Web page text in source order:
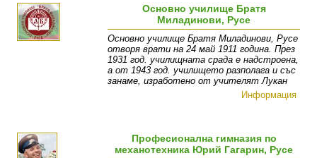
Основно училище Братя
Миладинови, Русе
Основно училище Братя Миладинови, Русе
отворя врати на 24 май 1911 година. През
1931 год. училищната срада е надстроена,
а от 1943 год. училището разполага и със
занаме, изработено от учителят Лукан
Информация
Професионална гимназия по
механотехника Юрий Гагарин, Русе